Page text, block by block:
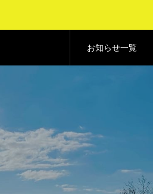
お知らせ一覧